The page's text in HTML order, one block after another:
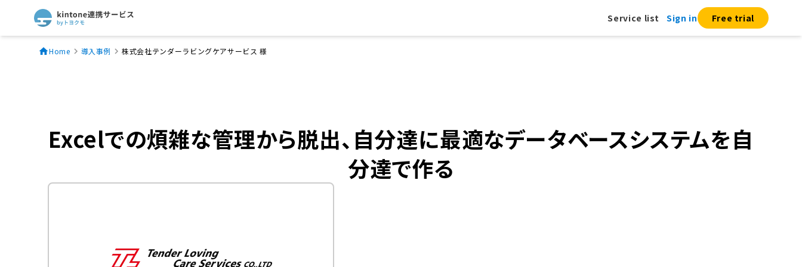
Service list Sign in Free trial
Home 導入事例 株式会社テンダーラビングケアサービス 様
Excelでの煩雑な管理から脱出、自分達に最適なデータベースシステムを自
分達で作る